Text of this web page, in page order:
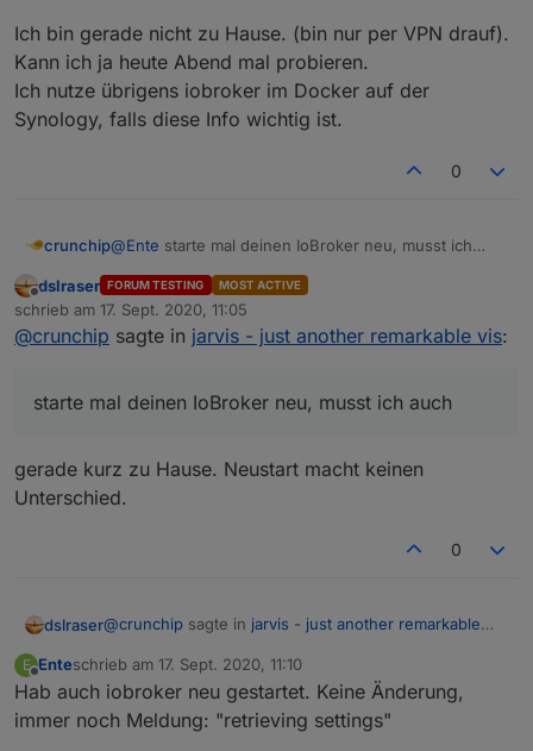
Ich bin gerade nicht zu Hause. (bin nur per VPN drauf).
Kann ich ja heute Abend mal probieren.
Ich nutze übrigens iobroker im Docker auf der
Synology, falls diese Info wichtig ist.
0
crunchip@Ente starte mal deinen IoBroker neu, musst ich
Offline
dslraser FORUM TESTING MOST ACTIVE
schrieb am 17. Sept. 2020, 11:05
zuletzt editiert von
@crunchip sagte in jarvis - just another remarkable vis:
starte mal deinen IoBroker neu, musst ich auch
gerade kurz zu Hause. Neustart macht keinen
Unterschied.
0
dslraser@crunchip sagte in jarvis - just another remarkable
starte mal deinen IoBroker neu, musst ich auch
E
Offline
Enteschrieb am 17. Sept. 2020, 11:10
zuletzt editiert von
Hab auch iobroker neu gestartet. Keine Änderung,
immer noch Meldung: "retrieving settings"